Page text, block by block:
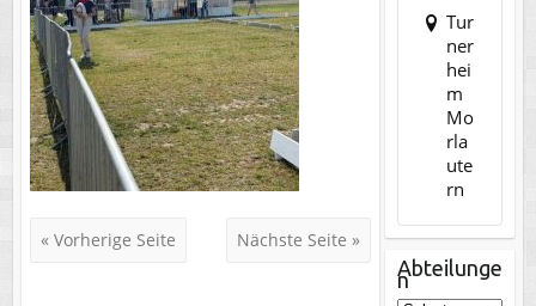
« Vorherige Seite Nächste Seite »
Tur
ner
hei
m
Mo
rla
ute
rn
Abteilunge
n